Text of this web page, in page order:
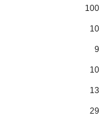
100
10
9
10
13
29